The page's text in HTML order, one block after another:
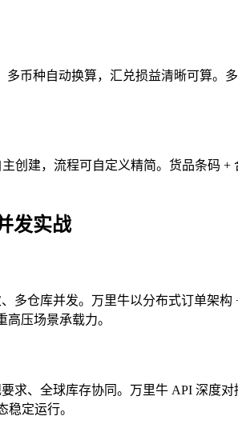
币种自动换算，汇兑损益清晰可算。
创建，流程可自定义精简。货品条码
发实战
多仓库并发。万里牛以分布式订单架
压场景承载力。
求、全球库存协同。万里牛 API 深度
定运行。